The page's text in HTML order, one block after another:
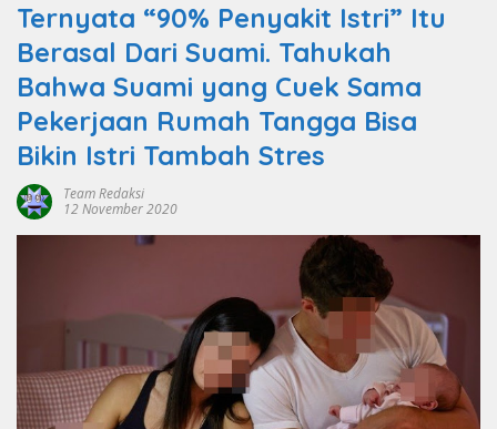
Ternyata “90% Penyakit Istri” Itu
Berasal Dari Suami. Tahukah
Bahwa Suami yang Cuek Sama
Pekerjaan Rumah Tangga Bisa
Bikin Istri Tambah Stres
Team Redaksi
12 November 2020